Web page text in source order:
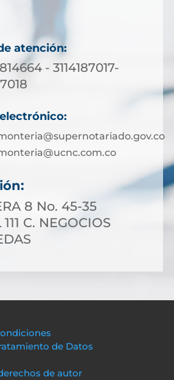
atención:
- 3114187017-
8 No. 45-35
C. NEGOCIOS
de Datos
de autor